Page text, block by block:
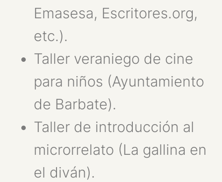
Emasesa, Escritores.org,
etc.).
Taller veraniego de cine
para niños (Ayuntamiento
de Barbate).
Taller de introducción al
microrrelato (La gallina en
el diván).